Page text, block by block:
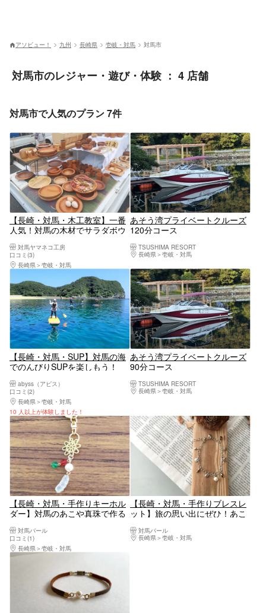
アソビュー！ 九州 長崎県 壱岐・対馬 対馬市
対馬市のレジャー・遊び・体験 ： 4 店舗
対馬市で人気のプラン 7件
【長崎・対馬・木工教室】一番
人気！対馬の木材でサラダボウ
対馬ヤマネコ工房
口コミ(3)
長崎県
壱岐・対馬
あそう湾プライベートクルーズ
120分コース
TSUSHIMA RESORT
長崎県
壱岐・対馬
【長崎・対馬・SUP】対馬の海
でのんびりSUPを楽しもう！
abyss（アビス）
口コミ(2)
長崎県
壱岐・対馬
10 人以上が体験しました！
あそう湾プライベートクルーズ
90分コース
TSUSHIMA RESORT
長崎県
壱岐・対馬
【長崎・対馬・手作りキーホル
ダー】対馬のあこや真珠で作る
対馬パール
口コミ(1)
長崎県
壱岐・対馬
【長崎・対馬・手作りブレスレ
ット】旅の思い出にぜひ！あこ
対馬パール
長崎県
壱岐・対馬